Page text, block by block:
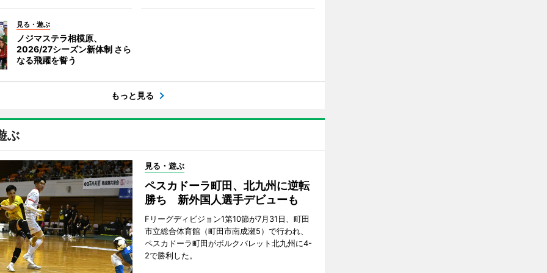
見る・遊ぶ
ノジマステラ相模原、
2026/27シーズン新体制 さら
なる飛躍を誓う
もっと見る
ぶ
見る・遊ぶ
ペスカドーラ町田、北九州に逆転
勝ち 新外国人選手デビューも
Fリーグディビジョン1第10節が7月31日、町田
市立総合体育館（町田市南成瀬5）で行われ、
ペスカドーラ町田がボルクバレット北九州に4-
2で勝利した。